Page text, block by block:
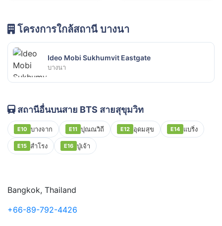
โครงการใกล้สถานี บางนา
Ideo Mobi Sukhumvit Eastgate
บางนา
สถานีอื่นบนสาย BTS สายสุขุมวิท
E10 บางจาก E11 ปุณณวิถี E12 อุดมสุข E14 แบริ่ง
E15 สำโรง E16 ปู่เจ้า
Bangkok, Thailand
+66-89-792-4426